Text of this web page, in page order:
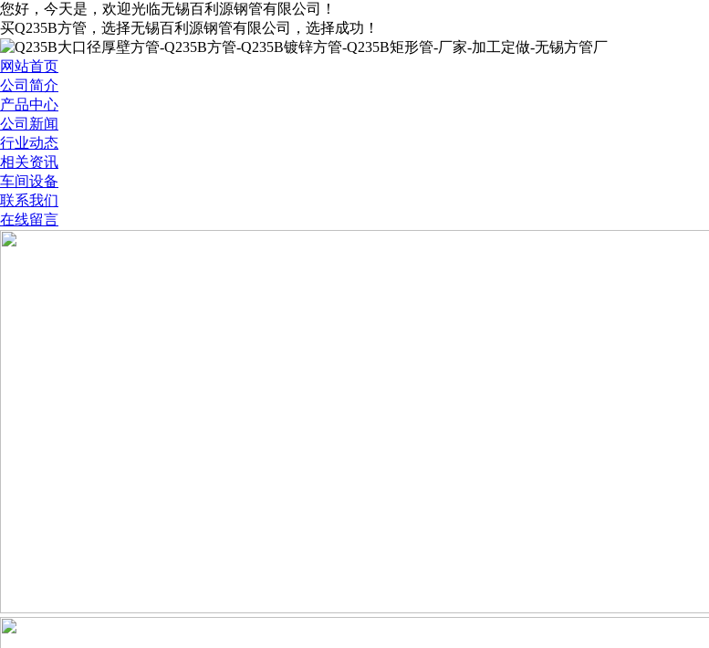
您好，今天是 ，欢迎光临无锡百利源钢管有限公司！
买Q235B方管，选择无锡百利源钢管有限公司，选择成功！
网站首页
公司简介
产品中心
公司新闻
行业动态
相关资讯
车间设备
联系我们
在线留言